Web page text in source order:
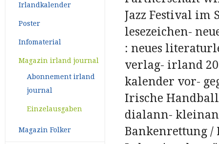
Jazz Festival im
lesezeichen-
: neues
verlag- irland
kalender vor-
Irische
dialann-
Bankenrettung /
Irlandkalender
Poster
Infomaterial
Magazin irland journal
Abonnement irland
journal
Einzelausgaben
Magazin Folker